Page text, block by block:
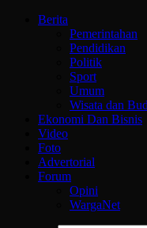
Berita
Pemerintahan
Pendidikan
Politik
Sport
Umum
Wisata dan
Ekonomi Dan Bisnis
Video
Foto
Advertorial
Forum
Opini
WargaNet